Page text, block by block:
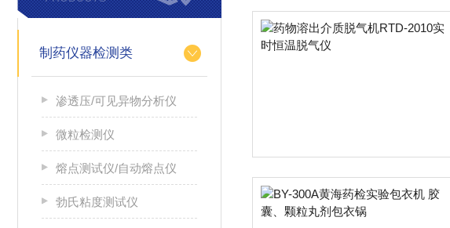
制药仪器检测类
渗透压/可见异物分析仪
微粒检测仪
熔点测试仪/自动熔点仪
勃氏粘度测试仪